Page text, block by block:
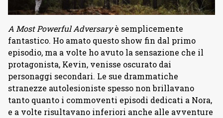
A Most Powerful Adversaryè semplicemente
fantastico. Ho amato questo show fin dal primo
episodio, ma a volte ho avuto la sensazione che il
protagonista, Kevin, venisse oscurato dai
personaggi secondari. Le sue drammatiche
stranezze autolesioniste spesso non brillavano
tanto quanto i commoventi episodi dedicati a Nora,
e a volte risultavano inferiori anche alle avventure